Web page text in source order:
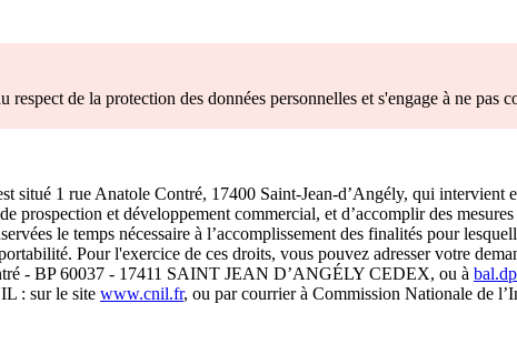
de la protection des données personnelles et s'engage à ne
situé 1 rue Anatole Contré, 17400 Saint-Jean-d’Angély, qui intervient
prospection et développement commercial, et d’accomplir des
le temps nécessaire à l’accomplissement des finalités pour
Pour l'exercice de ces droits, vous pouvez adresser votre
- BP 60037 - 17411 SAINT JEAN D’ANGÉLY CEDEX, ou à
: sur le site www.cnil.fr, ou par courrier à Commission Nationale de